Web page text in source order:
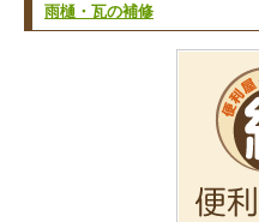
雨樋・瓦の補修